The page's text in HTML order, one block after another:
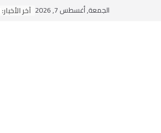
الجمعة, أغسطس 7, 2026 آخر الأخبار: